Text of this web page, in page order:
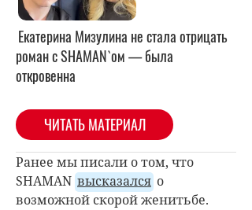
Екатерина Мизулина не стала отрицать
роман с SHAMAN`ом — была
откровенна
ЧИТАТЬ МАТЕРИАЛ
Ранее мы писали о том, что
SHAMAN высказался о
возможной скорой женитьбе.